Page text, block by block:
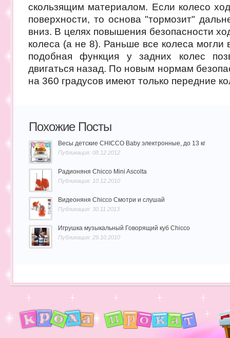
скользящим материалом. Если колесо
поверхности, то основа "тормозит"
вниз. В целях повышения безопасности
колеса (а не 8). Раньше все колеса могли
подобная функция у задних колес
двигаться назад. По новым нормам
на 360 градусов имеют только передние
Похожие Посты
Весы детские CHICCO Baby электронные, до 13 кг
Публикация: 08.12.2012
Радионяня Chicco Mini Ascolta
Публикация: 10.12.2010
Видеоняня Chicco Смотри и слушай
Публикация: 30.11.2013
Игрушка музыкальный Говорящий куб Chicco
Публикация: 29.10.2010